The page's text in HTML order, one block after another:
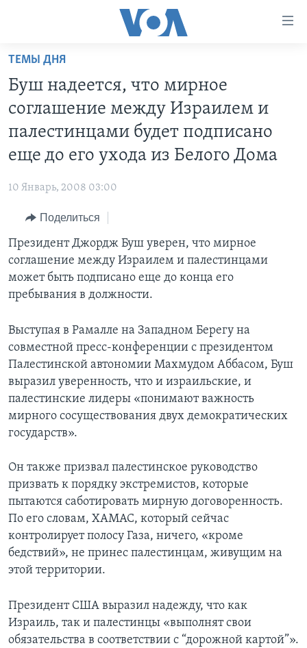
Перейти
основной
контент
основной
Перейти
поиск
ПРОГРАММЫ
ПОЧЕМУ ЭТО ВАЖНО?
ДИСКУССИЯ VOA
ДЕТАЛИ
НЬЮ-ЙОРК NEW YORK
АМЕРИКА. БОЛЬШОЕ ПУТЕШЕСТВИЕ
А КАК В АМЕРИКЕ?
АРТЕФАКТЫ
АМЕРИКАНСКИЕ ГОРОДКИ
ТЕСТЫ
ФАКТЫ ПРОТИВ ФЕЙКОВ
ЗА СВОБОДУ ПРЕССЫ
УЧИМ АНГЛИЙСКИЙ
ВИДЕО
ПОДПИСКА НА НОВОСТИ
Learning English
СОЦИАЛЬНЫЕ СЕТИ
Языки
ТЕМЫ ДНЯ
Буш надеется, что мирное
соглашение между Израилем и
палестинцами будет подписано
еще до его ухода из Белого Дома
10 Январь, 2008 03:00
Поделиться
Президент Джордж Буш уверен, что мирное
соглашение между Израилем и палестинцами
может быть подписано еще до конца его
пребывания в должности.
Выступая в Рамалле на Западном Берегу на
совместной пресс-конференции с президентом
Палестинской автономии Махмудом Аббасом, Буш
выразил уверенность, что и израильские, и
палестинские лидеры «понимают важность
мирного сосуществования двух демократических
государств».
Он также призвал палестинское руководство
призвать к порядку экстремистов, которые
пытаются саботировать мирную договоренность.
По его словам, ХАМАС, который сейчас
контролирует полосу Газа, ничего, «кроме
бедствий», не принес палестинцам, живущим на
этой территории.
Президент США выразил надежду, что как
Израиль, так и палестинцы «выполнят свои
обязательства в соответствии с “дорожной картой”».